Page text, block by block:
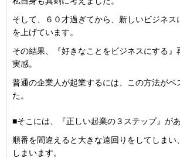
そして、６０才過ぎてから、新しいビジネス
を上げています。
その結果、『好きなことをビジネスにする』
実感。
普通の企業人が起業するには、この方法がベ
た。
■そこには、『正しい起業の３ステップ』があ
順番を間違えると大きな遠回りをしてしまい
しまいます。